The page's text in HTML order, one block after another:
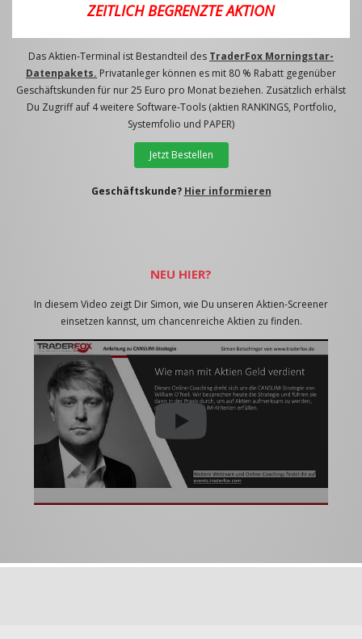
ZEITLICH BEGRENZTE AKTION
Das Aktien-Terminal ist Bestandteil des TraderFox Morningstar-
Datenpakets. Privatanleger können es mit 80 % Rabatt gegenüber
Geschäftskunden für nur 25 Euro pro Monat beziehen. Zusätzlich erhälst
Du Zugriff auf 4 weitere Software-Tools (aktien RANKINGS, Portfolio,
Systemfolio und PAPER)
Jetzt Bestellen
Geschäftskunde? Hier informieren
NEU HIER?
In diesem Video zeigt Dir Simon, wie Du unseren Aktien-Screener
einsetzen kannst, um chancenreiche Aktien zu finden.